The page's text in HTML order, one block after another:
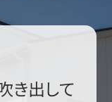
き出して